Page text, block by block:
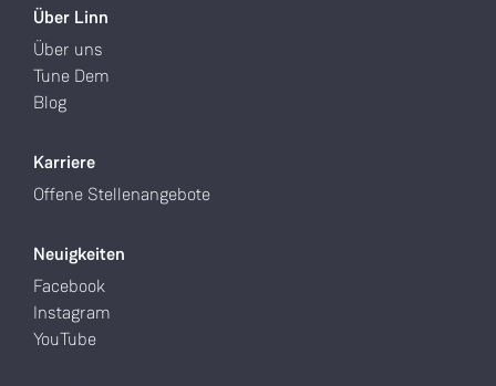
Über Linn
Über uns
Tune Dem
Blog
Karriere
Offene Stellenangebote
Neuigkeiten
Facebook
Instagram
YouTube